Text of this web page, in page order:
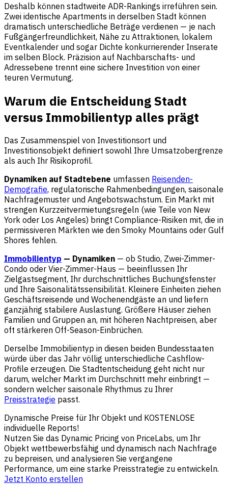
Deshalb können stadtweite ADR-Rankings irreführen sein.
Zwei identische Apartments in derselben Stadt können
dramatisch unterschiedliche Beträge verdienen — je nach
Fußgängerfreundlichkeit, Nähe zu Attraktionen, lokalem
Eventkalender und sogar Dichte konkurrierender Inserate
im selben Block. Präzision auf Nachbarschafts- und
Adressebene trennt eine sichere Investition von einer
teuren Vermutung.
Warum die Entscheidung Stadt
versus Immobilientyp alles prägt
Das Zusammenspiel von Investitionsort und
Investitionsobjekt definiert sowohl Ihre Umsatzobergrenze
als auch Ihr Risikoprofil.
Dynamiken auf Stadtebene umfassen Reisenden-
Demografie, regulatorische Rahmenbedingungen, saisonale
Nachfragemuster und Angebotswachstum. Ein Markt mit
strengen Kurzzeitvermietungsregeln (wie Teile von New
York oder Los Angeles) bringt Compliance-Risiken mit, die in
permissiveren Märkten wie den Smoky Mountains oder Gulf
Shores fehlen.
Immobilientyp — Dynamiken — ob Studio, Zwei-Zimmer-
Condo oder Vier-Zimmer-Haus — beeinflussen Ihr
Zielgastsegment, Ihr durchschnittliches Buchungsfenster
und Ihre Saisonalitätssensibilität. Kleinere Einheiten ziehen
Geschäftsreisende und Wochenendgäste an und liefern
ganzjährig stabilere Auslastung. Größere Häuser ziehen
Familien und Gruppen an, mit höheren Nachtpreisen, aber
oft stärkeren Off-Season-Einbrüchen.
Derselbe Immobilientyp in diesen beiden Bundesstaaten
würde über das Jahr völlig unterschiedliche Cashflow-
Profile erzeugen. Die Stadtentscheidung geht nicht nur
darum, welcher Markt im Durchschnitt mehr einbringt —
sondern welcher saisonale Rhythmus zu Ihrer
Preisstrategie passt.
Dynamische Preise für Ihr Objekt und KOSTENLOSE
individuelle Reports!
Nutzen Sie das Dynamic Pricing von PriceLabs, um Ihr
Objekt wettbewerbsfähig und dynamisch nach Nachfrage
zu bepreisen, und analysieren Sie vergangene
Performance, um eine starke Preisstrategie zu entwickeln.
Jetzt Konto erstellen